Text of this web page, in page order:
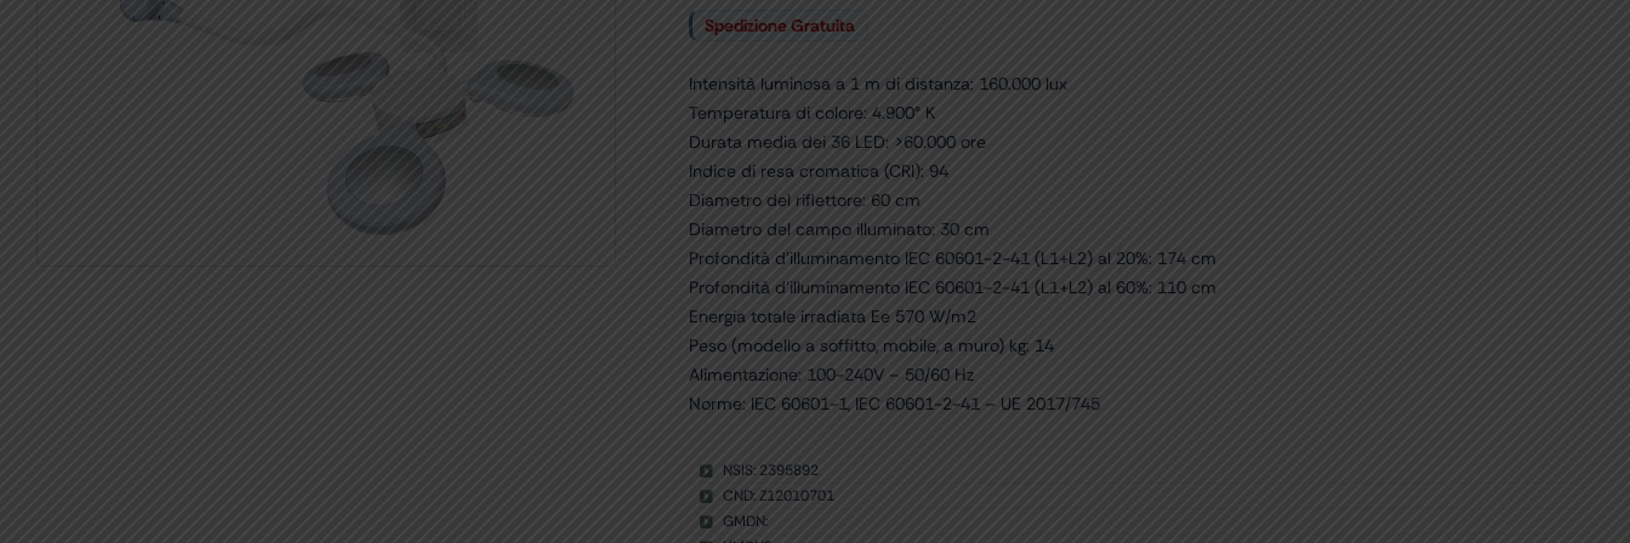
Spedizione Gratuita
Intensità luminosa a 1 m di distanza: 160.000 lux
Temperatura di colore: 4.900° K
Durata media dei 36 LED: >60.000 ore
Indice di resa cromatica (CRI): 94
Diametro del riflettore: 60 cm
Diametro del campo illuminato: 30 cm
Profondità d’illuminamento IEC 60601-2-41 (L1+L2) al 20%: 174 cm
Profondità d’illuminamento IEC 60601-2-41 (L1+L2) al 60%: 110 cm
Energia totale irradiata Ee 570 W/m2
Peso (modello a soffitto, mobile, a muro) kg: 14
Alimentazione: 100-240V – 50/60 Hz
Norme: IEC 60601-1, IEC 60601-2-41 – UE 2017/745
NSIS: 2395892
CND: Z12010701
GMDN: